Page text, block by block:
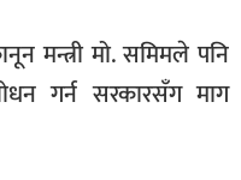
मन्त्री मो. समिमले पनि
गर्न सरकारसँग माग